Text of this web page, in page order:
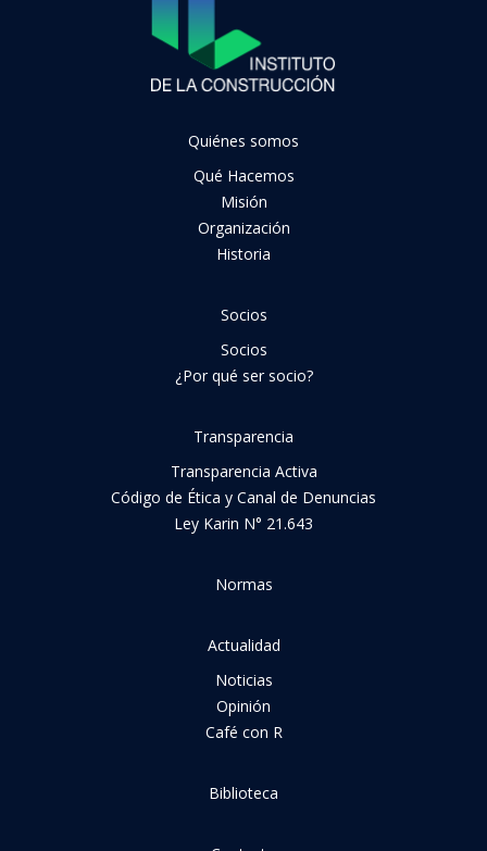
Quiénes somos
Qué Hacemos
Misión
Organización
Historia
Socios
Socios
¿Por qué ser socio?
Transparencia
Transparencia Activa
Código de Ética y Canal de Denuncias
Ley Karin N° 21.643
Normas
Actualidad
Noticias
Opinión
Café con R
Biblioteca